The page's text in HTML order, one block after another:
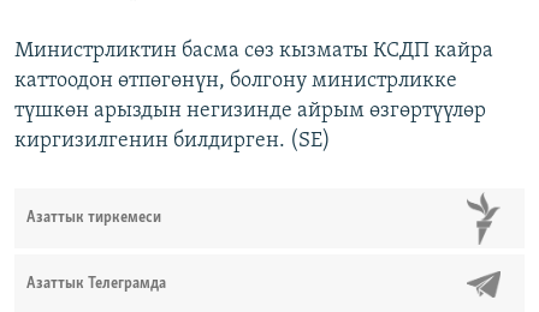
Министрликтин басма сөз кызматы КСДП кайра
каттоодон өтпөгөнүн, болгону министрликке
түшкөн арыздын негизинде айрым өзгөртүүлөр
киргизилгенин билдирген. (SE)
Азаттык тиркемеси
Азаттык Телеграмда